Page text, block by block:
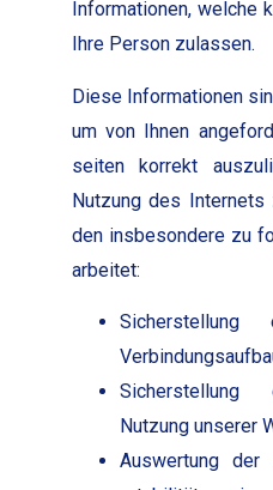
Infor­ma­tio­nen, welche
Ihre Per­son zulassen.
Diese Infor­ma­tio­nen
um von Ihnen
seit­en kor­rekt
Nutzung des
den ins­beson­dere zu
ar­beit­et:
Sich­er­stel­lung
Sich­er­stel­lung
Nutzung unser­er
Auswer­tung der